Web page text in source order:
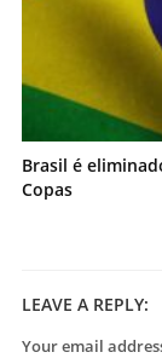
Brasil é
Copas
LEAVE A REPLY:
Your email